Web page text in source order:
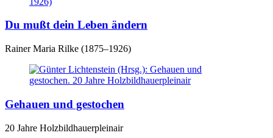
Du mußt dein Leben ändern
Rainer Maria Rilke (1875–1926)
Gehauen und gestochen
20 Jahre Holzbildhauerpleinair